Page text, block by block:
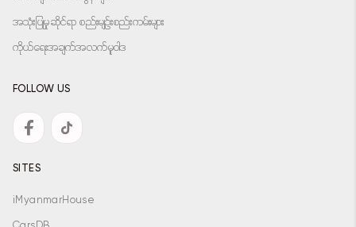
အသုံးပြုမှုဆိုင်ရာ စည်းမျဉ်းစည်းကမ်းများ
ကိုယ်ရေးအချက်အလက်မူဝါဒ
FOLLOW US
SITES
iMyanmarHouse